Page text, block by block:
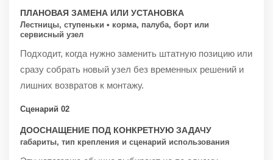
ПЛАНОВАЯ ЗАМЕНА ИЛИ УСТАНОВКА
Лестницы, ступеньки • корма, палуба, борт или
сервисный узел
Подходит, когда нужно заменить штатную позицию или
сразу собрать новый узел без временных решений и
лишних возвратов к монтажу.
Сценарий 02
ДООСНАЩЕНИЕ ПОД КОНКРЕТНУЮ ЗАДАЧУ
габариты, тип крепления и сценарий использования